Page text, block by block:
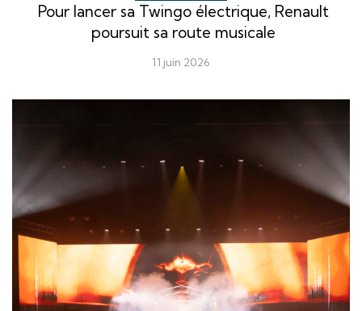
Pour lancer sa Twingo électrique, Renault
poursuit sa route musicale
11 juin 2026